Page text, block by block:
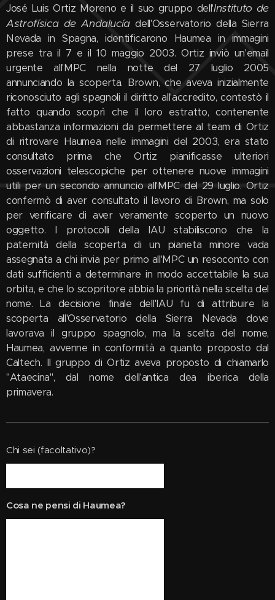
José Luis Ortiz Moreno e il suo gruppo dell'Instituto de
Astrofísica de Andalucía dell'Osservatorio della Sierra
Nevada in Spagna, identificarono Haumea in immagini
prese tra il 7 e il 10 maggio 2003. Ortiz inviò un'email
urgente all'MPC nella notte del 27 luglio 2005
annunciando la scoperta. Brown, che aveva inizialmente
riconosciuto agli spagnoli il diritto all'accredito, contestò il
fatto quando scoprì che il loro estratto, contenente
abbastanza informazioni da permettere al team di Ortiz
di ritrovare Haumea nelle immagini del 2003, era stato
consultato prima che Ortiz pianificasse ulteriori
osservazioni telescopiche per ottenere nuove immagini
utili per un secondo annuncio all'MPC del 29 luglio. Ortiz
confermò di aver consultato il lavoro di Brown, ma solo
per verificare di aver veramente scoperto un nuovo
oggetto. I protocolli della IAU stabiliscono che la
paternità della scoperta di un pianeta minore vada
assegnata a chi invia per primo all'MPC un resoconto con
dati sufficienti a determinare in modo accettabile la sua
orbita, e che lo scopritore abbia la priorità nella scelta del
nome. La decisione finale dell'IAU fu di attribuire la
scoperta all'Osservatorio della Sierra Nevada dove
lavorava il gruppo spagnolo, ma la scelta del nome,
Haumea, avvenne in conformità a quanto proposto dal
Caltech. Il gruppo di Ortiz aveva proposto di chiamarlo
"Ataecina", dal nome dell'antica dea iberica della
primavera.
Chi sei (facoltativo)?
Cosa ne pensi di Haumea?